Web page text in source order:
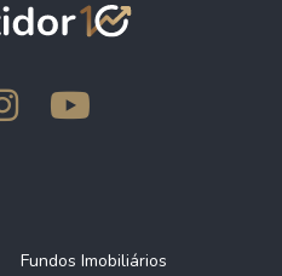
Fundos Imobiliários